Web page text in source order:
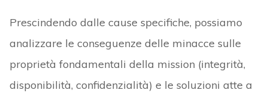
Prescindendo dalle cause specifiche, possiamo
analizzare le conseguenze delle minacce sulle
proprietà fondamentali della mission (integrità,
disponibilità, confidenzialità) e le soluzioni atte a